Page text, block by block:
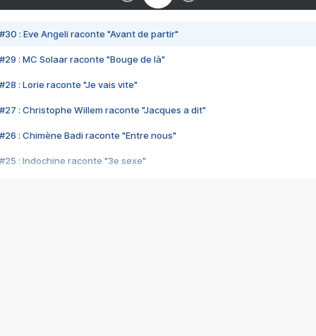
#30 : Eve Angeli raconte "Avant de partir"
#29 : MC Solaar raconte "Bouge de là"
#28 : Lorie raconte "Je vais vite"
#27 : Christophe Willem raconte "Jacques a dit"
#26 : Chimène Badi raconte "Entre nous"
#25 : Indochine raconte "3e sexe"